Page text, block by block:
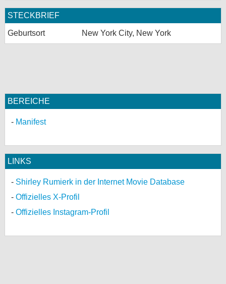
STECKBRIEF
Geburtsort New York City, New York
BEREICHE
Manifest
LINKS
Shirley Rumierk in der Internet Movie Database
Offizielles X-Profil
Offizielles Instagram-Profil
Datenschutz
Cookie-Einstellungen